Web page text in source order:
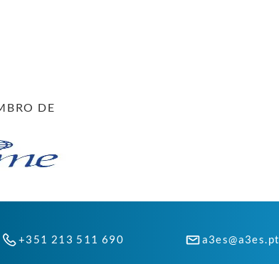
DE
+351 213 511 690 a3es@a3es.pt